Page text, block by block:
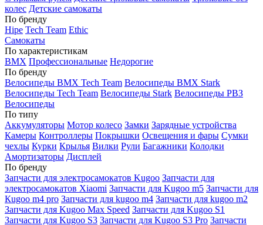
колес Детские самокаты
По бренду
Hipe Tech Team Ethic
Самокаты
По характеристикам
BMX Профессиональные Недорогие
По бренду
Велосипеды BMX Tech Team Велосипеды BMX Stark
Велосипеды Tech Team Велосипеды Stark Велосипеды РВЗ
Велосипеды
По типу
Аккумуляторы Мотор колесо Замки Зарядные устройства
Камеры Контроллеры Покрышки Освещения и фары Сумки
чехлы Курки Крылья Вилки Рули Багажники Колодки
Амортизаторы Дисплей
По бренду
Запчасти для электросамокатов Kugoo Запчасти для
электросамокатов Xiaomi Запчасти для Kugoo m5 Запчасти для
Кugoo m4 pro Запчасти для kugoo m4 Запчасти для kugoo m2
Запчасти для Kugoo Max Speed Запчасти для Kugoo S1
Запчасти для Kugoo S3 Запчасти для Kugoo S3 Pro Запчасти